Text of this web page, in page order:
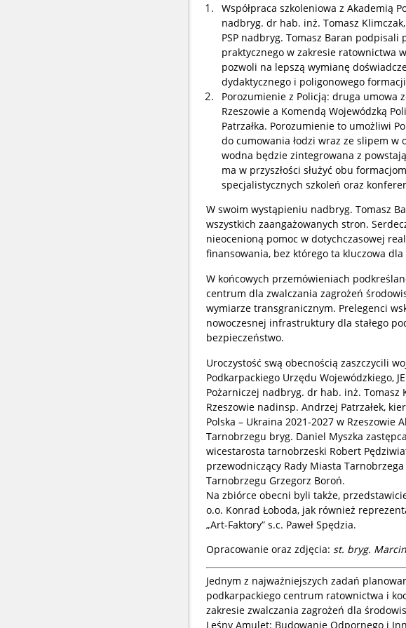
Współpraca szkoleniowa z Akademią
nadbryg. dr hab. inż. Tomasz
PSP nadbryg. Tomasz Baran
praktycznego w zakresie ratownictwa
pozwoli na lepszą wymianę
dydaktycznego i poligonowego
Porozumienie z Policją: druga umowa
Rzeszowie a Komendą Wojewódzką
Patrzałka. Porozumienie to umożliwi
do cumowania łodzi wraz ze slipem
wodna będzie zintegrowana z
ma w przyszłości służyć obu
specjalistycznych szkoleń oraz
W swoim wystąpieniu nadbryg. Tomasz
wszystkich zaangażowanych stron.
nieocenioną pomoc w dotychczasowej
finansowania, bez którego ta kluczowa
W końcowych przemówieniach
centrum dla zwalczania zagrożeń
wymiarze transgranicznym. Prelegenci
nowoczesnej infrastruktury dla stałego
bezpieczeństwo.
Uroczystość swą obecnością zaszczycili
Podkarpackiego Urzędu Wojewódzkiego,
Pożarniczej nadbryg. dr hab. inż.
Rzeszowie nadinsp. Andrzej Patrzałek,
Polska – Ukraina 2021-2027 w Rzeszowie
Tarnobrzegu bryg. Daniel Myszka
wicestarosta tarnobrzeski Robert
przewodniczący Rady Miasta
Tarnobrzegu Grzegorz Boroń.
Na zbiórce obecni byli także,
o.o. Konrad Łoboda, jak również
„Art-Faktory” s.c. Paweł Spędzia.
Opracowanie oraz zdjęcia: st. bryg.
Jednym z najważniejszych zadań
podkarpackiego centrum ratownictwa i
zakresie zwalczania zagrożeń dla
Leśny Amulet: Budowanie Odpornego i